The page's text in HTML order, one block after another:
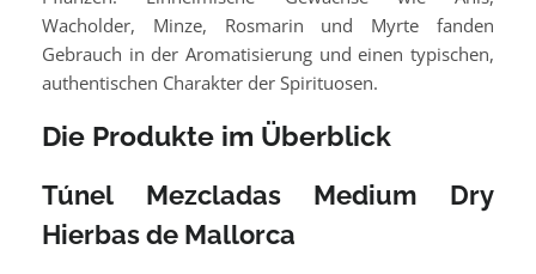
Wacholder, Minze, Rosmarin und Myrte fanden
Gebrauch in der Aromatisierung und einen typischen,
authentischen Charakter der Spirituosen.
Die Produkte im Überblick
Túnel Mezcladas Medium Dry
Hierbas de Mallorca